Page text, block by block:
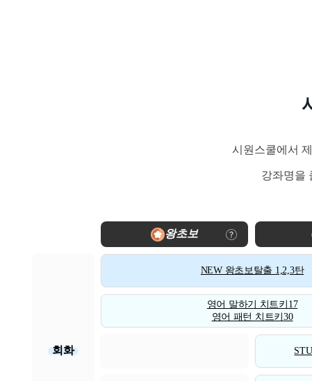
시원스쿨에서
강좌명을
왕초보
회화
NEW 왕초보탈출 1,2,3탄
영어 말하기 치트키17
영어 패턴 치트키30